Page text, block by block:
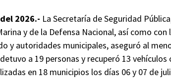
2026.- La Secretaría de Seguridad
y de la Defensa Nacional, así como con
y autoridades municipales, aseguró al
a 19 personas y recuperó 13 vehículos
en 18 municipios los días 06 y 07 de